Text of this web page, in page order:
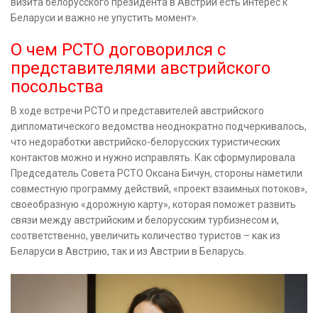
Беларуси и важно не упустить момент».
О чем РСТО договорился с
представителями австрийского
посольства
В ходе встречи РСТО и представителей австрийского
дипломатического ведомства неоднократно подчеркивалось,
что недоработки австрийско-белорусских туристических
контактов можно и нужно исправлять. Как сформулировала
Председатель Совета РСТО Оксана Бичун, стороны наметили
совместную программу действий, «проект взаимных потоков»,
своеобразную «дорожную карту», которая поможет развить
связи между австрийским и белорусским турбизнесом и,
соответственно, увеличить количество туристов – как из
Беларуси в Австрию, так и из Австрии в Беларусь.